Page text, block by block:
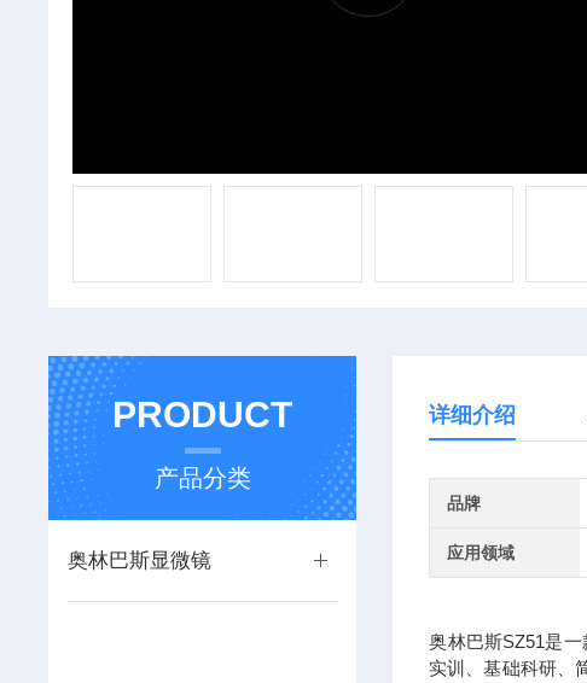
PRODUCT
产品分类
奥林巴斯显微镜
详细介绍
品牌
应用领域
奥林巴斯SZ51是
实训、基础科研、